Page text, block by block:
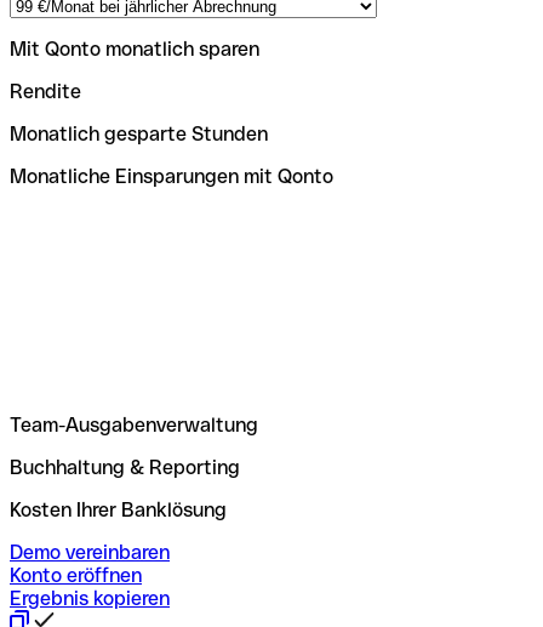
Mit Qonto monatlich sparen
Rendite
Monatlich gesparte Stunden
Monatliche Einsparungen mit Qonto
Team-Ausgabenverwaltung
Buchhaltung & Reporting
Kosten Ihrer Banklösung
Demo vereinbaren
Konto eröffnen
Ergebnis kopieren